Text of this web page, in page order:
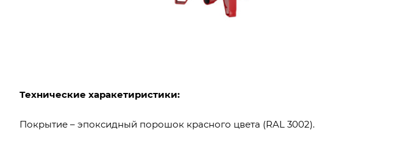
Технические харакетиристики:
Покрытие – эпоксидный порошок красного цвета (RAL 3002).